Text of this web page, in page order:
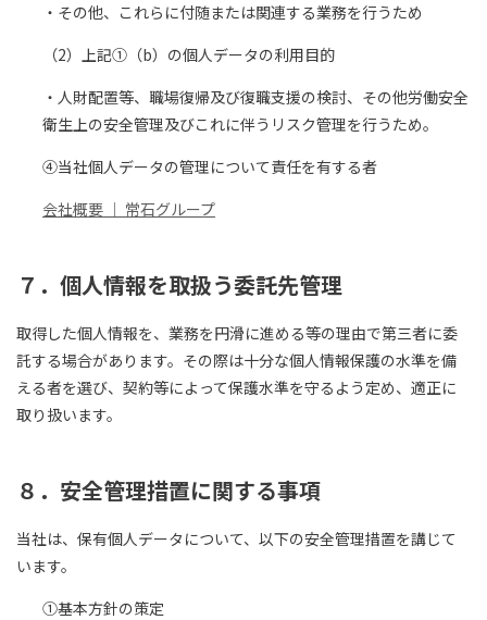
・その他、これらに付随または関連する業務を行うため
（2）上記①（b）の個人データの利用目的
・人財配置等、職場復帰及び復職支援の検討、その他労働安全
衛生上の安全管理及びこれに伴うリスク管理を行うため。
④当社個人データの管理について責任を有する者
会社概要 ｜ 常石グループ
７．個人情報を取扱う委託先管理
取得した個人情報を、業務を円滑に進める等の理由で第三者に委
託する場合があります。その際は十分な個人情報保護の水準を備
える者を選び、契約等によって保護水準を守るよう定め、適正に
取り扱います。
８．安全管理措置に関する事項
当社は、保有個人データについて、以下の安全管理措置を講じて
います。
①基本方針の策定